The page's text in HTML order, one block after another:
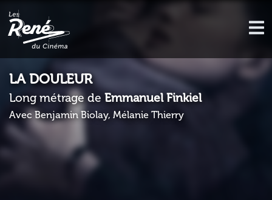
LA DOULEUR
Long métrage de Emmanuel Finkiel
Avec Benjamin Biolay, Mélanie Thierry